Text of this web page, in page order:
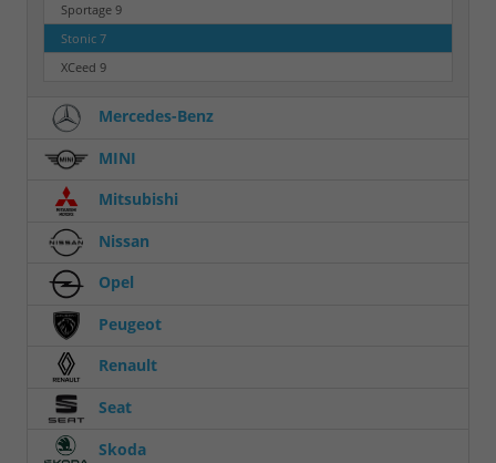
Sportage 9
Stonic 7
XCeed 9
Mercedes-Benz
MINI
Mitsubishi
Nissan
Opel
Peugeot
Renault
Seat
Skoda